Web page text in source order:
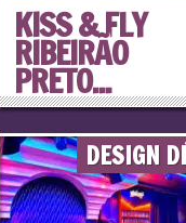
KISS & FLY
RIBEIRÃO
PRETO...
DESIGN